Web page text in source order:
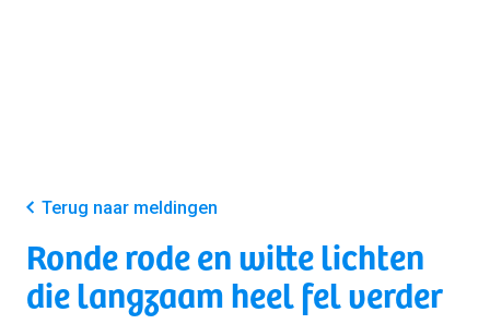
Terug naar meldingen
Ronde rode en witte lichten
die langzaam heel fel verder